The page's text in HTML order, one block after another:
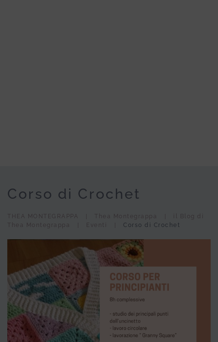
Corso di Crochet
THEA MONTEGRAPPA Thea Montegrappa
il Blog di
Thea Montegrappa
Eventi Corso di Crochet